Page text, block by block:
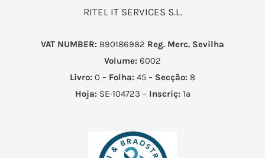
RITEL IT SERVICES S.L.
VAT NUMBER: B90186982 Reg. Merc. Sevilha
Volume: 6002
Livro: 0 – Folha: 45 – Secção: 8
Hoja:SE-104723 – Inscriç:1ª